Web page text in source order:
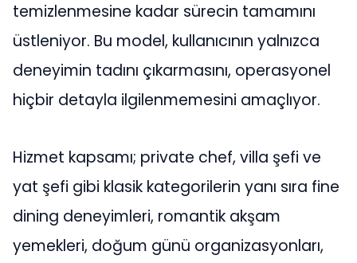
temizlenmesine kadar sürecin tamamını
üstleniyor. Bu model, kullanıcının yalnızca
deneyimin tadını çıkarmasını, operasyonel
hiçbir detayla ilgilenmemesini amaçlıyor.
Hizmet kapsamı; private chef, villa şefi ve
yat şefi gibi klasik kategorilerin yanı sıra fine
dining deneyimleri, romantik akşam
yemekleri, doğum günü organizasyonları,